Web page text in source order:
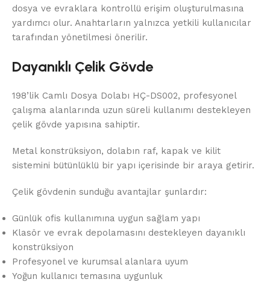
dosya ve evraklara kontrollü erişim oluşturulmasına
yardımcı olur. Anahtarların yalnızca yetkili kullanıcılar
tarafından yönetilmesi önerilir.
Dayanıklı Çelik Gövde
198’lik Camlı Dosya Dolabı HÇ-DS002, profesyonel
çalışma alanlarında uzun süreli kullanımı destekleyen
çelik gövde yapısına sahiptir.
Metal konstrüksiyon, dolabın raf, kapak ve kilit
sistemini bütünlüklü bir yapı içerisinde bir araya getirir.
Çelik gövdenin sunduğu avantajlar şunlardır:
Günlük ofis kullanımına uygun sağlam yapı
Klasör ve evrak depolamasını destekleyen dayanıklı
konstrüksiyon
Profesyonel ve kurumsal alanlara uyum
Yoğun kullanıcı temasına uygunluk